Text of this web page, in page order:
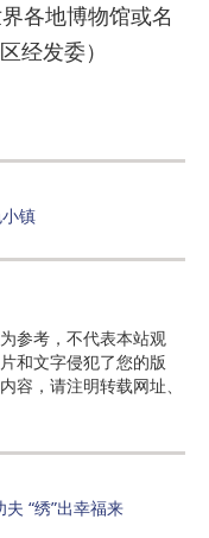
各地博物馆或名
经发委）
镇
参考，不代表本站观
和文字侵犯了您的版
容，请注明转载网址、
夫 “绣”出幸福来